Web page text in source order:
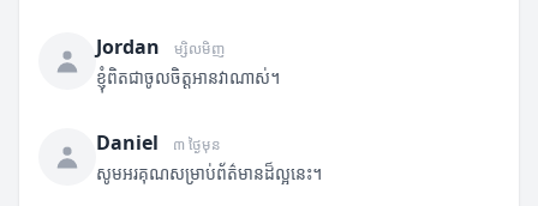
Jordan ម្សិលមិញ
ខ្ញុំពិតជាចូលចិត្តអានវាណាស់។
Daniel ៣ ថ្ងៃមុន
សូមអរគុណសម្រាប់ព័ត៌មានដ៏ល្អនេះ។